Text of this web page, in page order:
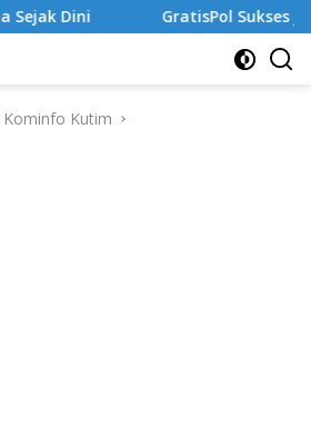
GratisPol Sukses Jangkau
Kominfo Kutim